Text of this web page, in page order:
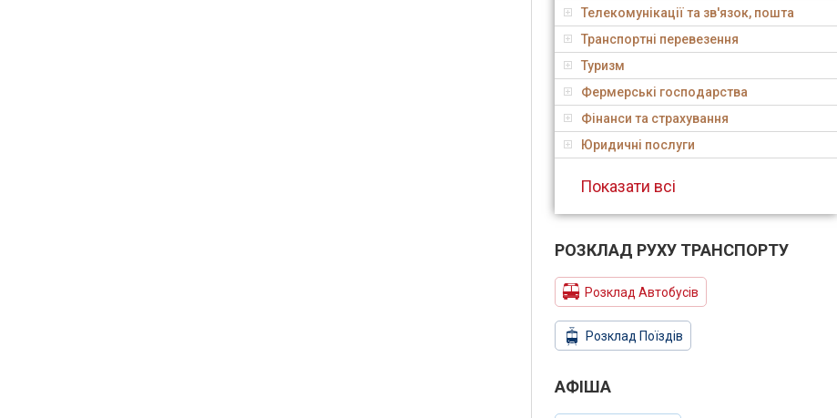
Телекомунікації та зв'язок, пошта
Транспортні перевезення
Туризм
Фермерські господарства
Фінанси та страхування
Юридичні послуги
Показати всі
РОЗКЛАД РУХУ ТРАНСПОРТУ
Розклад Автобусів
Розклад Поїздів
АФIША